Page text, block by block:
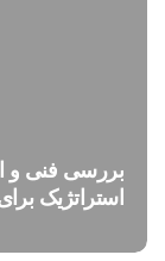
استراتژیک